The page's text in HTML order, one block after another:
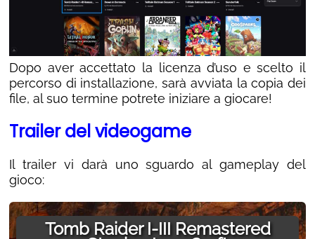
Dopo aver accettato la licenza d’uso e scelto il
percorso di installazione, sarà avviata la copia dei
file, al suo termine potrete iniziare a giocare!
Trailer del videogame
Il trailer vi darà uno sguardo al gameplay del
gioco:
Tomb Raider I-III Remastered